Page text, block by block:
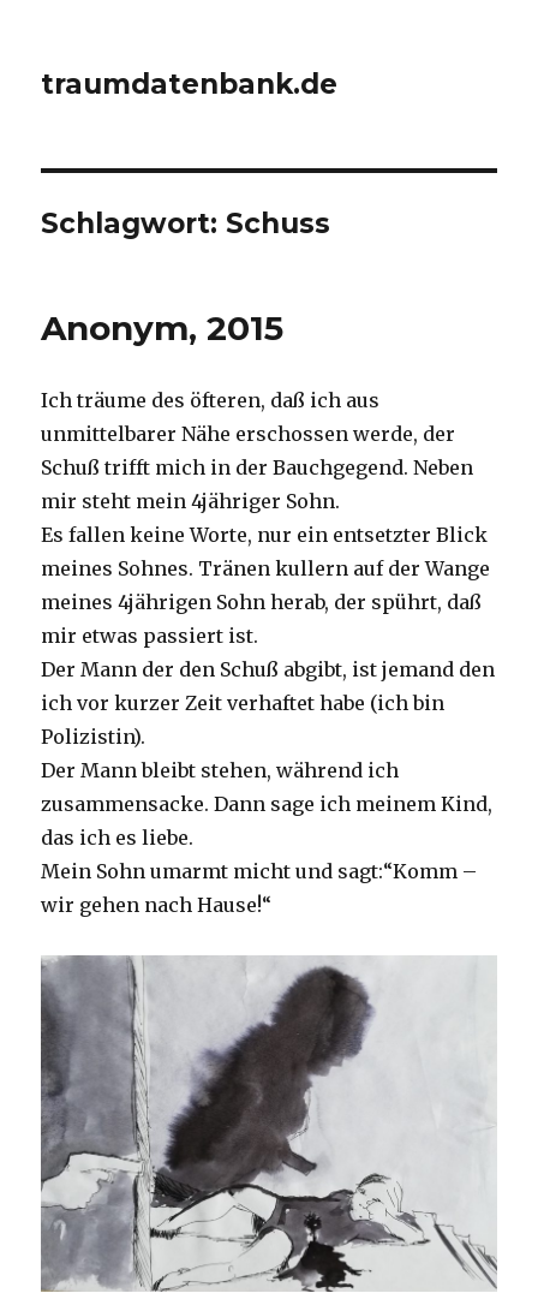
traumdatenbank.de
Schlagwort: Schuss
Anonym, 2015
Ich träume des öfteren, daß ich aus
unmittelbarer Nähe erschossen werde, der
Schuß trifft mich in der Bauchgegend. Neben
mir steht mein 4jähriger Sohn.
Es fallen keine Worte, nur ein entsetzter Blick
meines Sohnes. Tränen kullern auf der Wange
meines 4jährigen Sohn herab, der spührt, daß
mir etwas passiert ist.
Der Mann der den Schuß abgibt, ist jemand den
ich vor kurzer Zeit verhaftet habe (ich bin
Polizistin).
Der Mann bleibt stehen, während ich
zusammensacke. Dann sage ich meinem Kind,
das ich es liebe.
Mein Sohn umarmt micht und sagt:“Komm –
wir gehen nach Hause!“